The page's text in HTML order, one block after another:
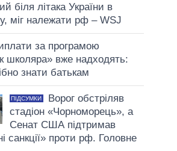
біля літака України в
міг належати рф – WSJ
за програмою
школяра» вже надходять:
знати батькам
ПІДСУМКИ
Ворог обстріляв
стадіон «Чорноморець», а
Сенат США підтримав
санкції» проти рф. Головне